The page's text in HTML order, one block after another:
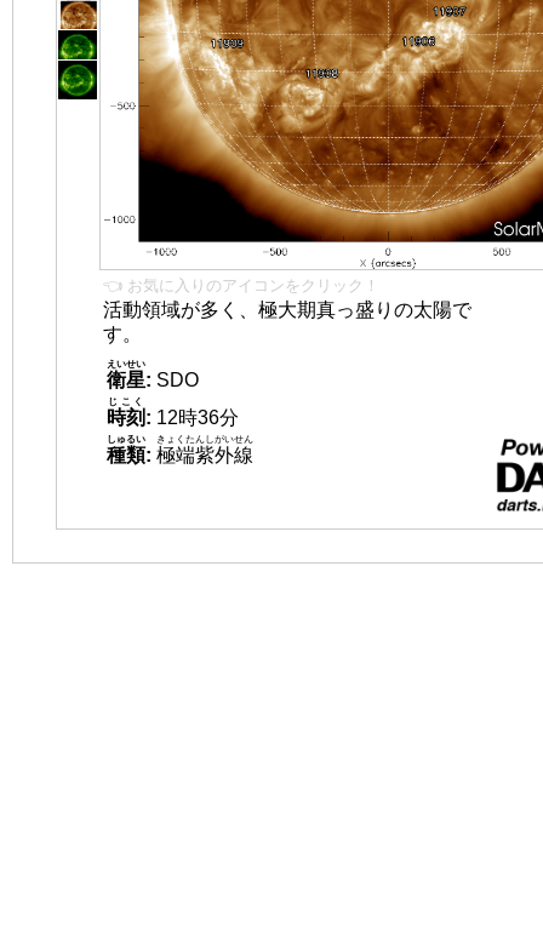
👈 お気に入りのアイコンをクリック！
活動領域が多く、極大期真っ盛りの太陽で
す。
衛星
えいせい
: SDO
時刻
じこく
: 12時36分
種類
しゅるい
: 極端紫外線
きょくたんしがいせん